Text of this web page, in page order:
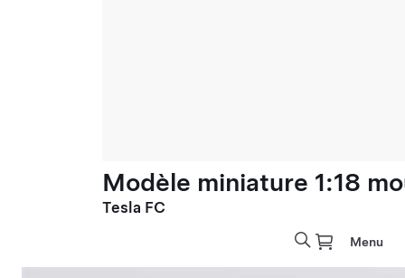
Modèle miniature 1:18
Tesla FC
Menu